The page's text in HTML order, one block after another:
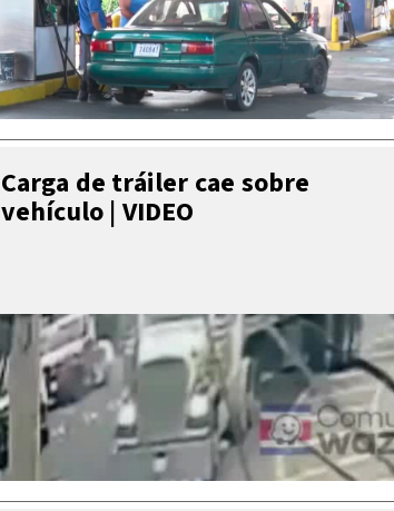
Carga de tráiler cae sobre
vehículo | VIDEO